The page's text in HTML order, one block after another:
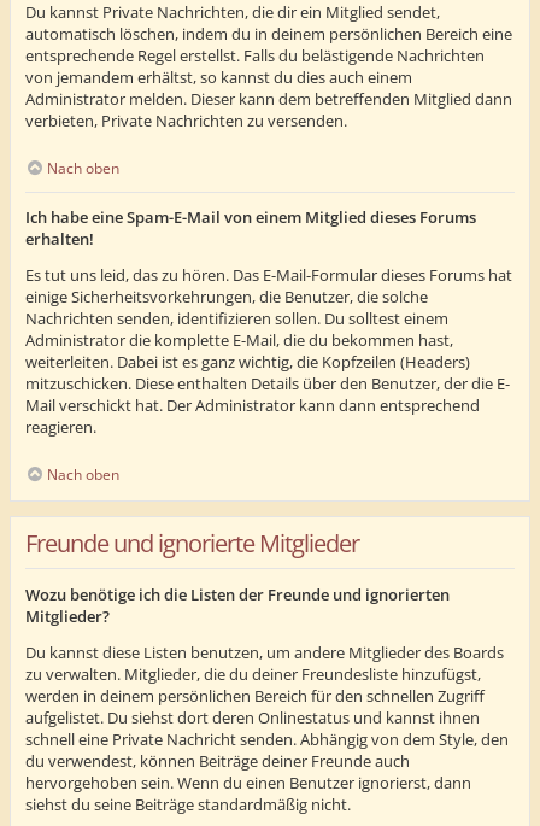
Du kannst Private Nachrichten, die dir ein Mitglied sendet,
automatisch löschen, indem du in deinem persönlichen Bereich eine
entsprechende Regel erstellst. Falls du belästigende Nachrichten
von jemandem erhältst, so kannst du dies auch einem
Administrator melden. Dieser kann dem betreffenden Mitglied dann
verbieten, Private Nachrichten zu versenden.
Nach oben
Ich habe eine Spam-E-Mail von einem Mitglied dieses Forums
erhalten!
Es tut uns leid, das zu hören. Das E-Mail-Formular dieses Forums hat
einige Sicherheitsvorkehrungen, die Benutzer, die solche
Nachrichten senden, identifizieren sollen. Du solltest einem
Administrator die komplette E-Mail, die du bekommen hast,
weiterleiten. Dabei ist es ganz wichtig, die Kopfzeilen (Headers)
mitzuschicken. Diese enthalten Details über den Benutzer, der die E-
Mail verschickt hat. Der Administrator kann dann entsprechend
reagieren.
Nach oben
Freunde und ignorierte Mitglieder
Wozu benötige ich die Listen der Freunde und ignorierten
Mitglieder?
Du kannst diese Listen benutzen, um andere Mitglieder des Boards
zu verwalten. Mitglieder, die du deiner Freundesliste hinzufügst,
werden in deinem persönlichen Bereich für den schnellen Zugriff
aufgelistet. Du siehst dort deren Onlinestatus und kannst ihnen
schnell eine Private Nachricht senden. Abhängig von dem Style, den
du verwendest, können Beiträge deiner Freunde auch
hervorgehoben sein. Wenn du einen Benutzer ignorierst, dann
siehst du seine Beiträge standardmäßig nicht.